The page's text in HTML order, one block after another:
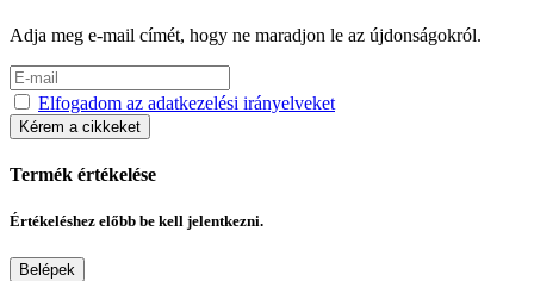
Adja meg e-mail címét, hogy ne maradjon le az újdonságokról.
Elfogadom az adatkezelési irányelveket
Kérem a cikkeket
Termék értékelése
Értékeléshez előbb be kell jelentkezni.
Belépek